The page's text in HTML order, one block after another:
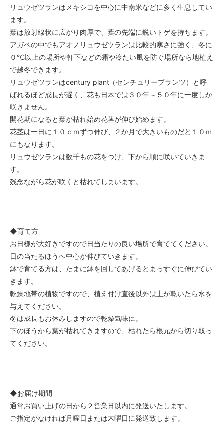
リュウゼツランはメキシコを中心に中南米などに多く生息してい
ます。
葉は放射線状に広がり肉厚で、葉の先端に鋭いトゲを持ちます。
アガベの中でもアオノリュウゼツランは比較的寒さに強く、冬に
０℃以上の場所や軒下などの霜や冷たい風を防ぐ場所なら地植え
で越冬できます。
リュウゼツランはcentury plant（センチュリープランツ）と呼
ばれるほど成長が遅く、花も日本では３０年～５０年に一度しか
咲きません。
開花期になると葉が枯れ始め花茎が伸び始めます。
花茎は一日に１０ｃｍずつ伸び、２か月で大きいものだと１０ｍ
にもなります。
リュウゼツランは数千もの花をつけ、下から順に咲いていきま
す。
残念ながら花が咲くと枯れてしまいます。
◆育て方
お日様が大好きですので日当たりの良い場所で育ててください。
日の当たるほうへ中心が伸びていきます。
鉢で育てる方は、たまに鉢を回してあげるとまっすぐに伸びてい
きます。
乾燥地帯の植物ですので、植え付け直後以外は土が乾いたら水を
与えてください。
冬は成長もお休みしますので乾燥気味に。
下のほうから葉が枯れてきますので、枯れたら根元から切り取っ
てください。
◆お届け期間
通常お買い上げの日から２営業日以内に発送いたします。
ご指定がなければ月曜日または木曜日に発送致します。